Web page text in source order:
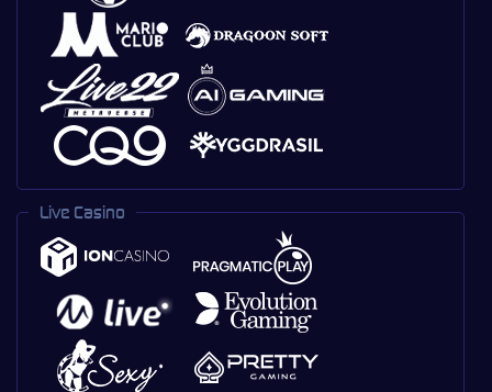
Live Casino